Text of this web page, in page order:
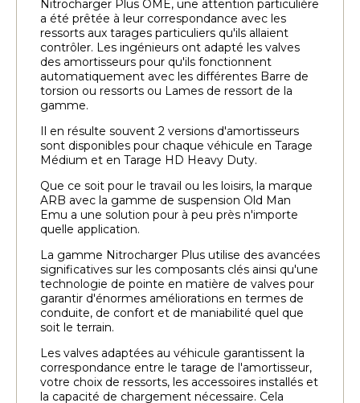
Nitrocharger Plus OME, une attention particulière
a été prêtée à leur correspondance avec les
ressorts aux tarages particuliers qu'ils allaient
contrôler. Les ingénieurs ont adapté les valves
des amortisseurs pour qu'ils fonctionnent
automatiquement avec les différentes Barre de
torsion ou ressorts ou Lames de ressort de la
gamme.
Il en résulte souvent 2 versions d'amortisseurs
sont disponibles pour chaque véhicule en Tarage
Médium et en Tarage HD Heavy Duty.
Que ce soit pour le travail ou les loisirs, la marque
ARB avec la gamme de suspension Old Man
Emu a une solution pour à peu près n'importe
quelle application.
La gamme Nitrocharger Plus utilise des avancées
significatives sur les composants clés ainsi qu'une
technologie de pointe en matière de valves pour
garantir d'énormes améliorations en termes de
conduite, de confort et de maniabilité quel que
soit le terrain.
Les valves adaptées au véhicule garantissent la
correspondance entre le tarage de l'amortisseur,
votre choix de ressorts, les accessoires installés et
la capacité de chargement nécessaire. Cela